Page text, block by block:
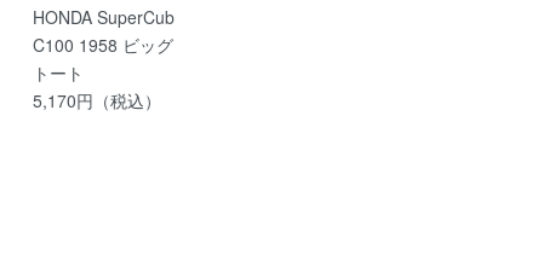
HONDA SuperCub
C100 1958 ビッグ
トート
5,170円（税込）